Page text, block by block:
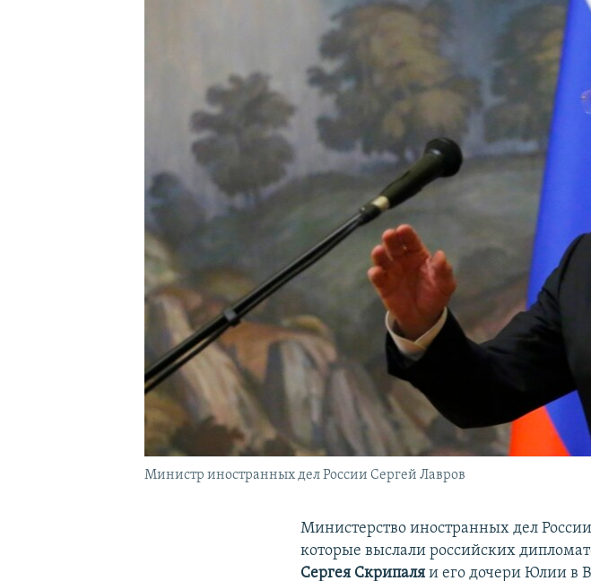
Министр иностранных дел России Сергей Лавров
Министерство иностранных дел
которые выслали российских
Сергея Скрипаля и его дочери Юлии в